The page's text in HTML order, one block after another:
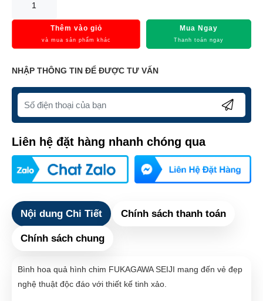
Thêm vào giỏ
và mua sản phẩm khác
Mua Ngay
Thanh toán ngay
NHẬP THÔNG TIN ĐỂ ĐƯỢC TƯ VẤN
Liên hệ đặt hàng nhanh chóng qua
Nội dung Chi Tiết Chính sách thanh toán
Chính sách chung
Bình hoa quả hình chim FUKAGAWA SEIJI mang đến vẻ đẹp
nghệ thuật độc đáo với thiết kế tinh xảo.